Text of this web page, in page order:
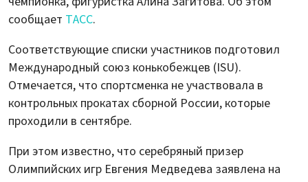
сообщает ТАСС.
Соответствующие списки участников подготовил
Международный союз конькобежцев (ISU).
Отмечается, что спортсменка не участвовала в
контрольных прокатах сборной России, которые
проходили в сентябре.
При этом известно, что серебряный призер
Олимпийских игр Евгения Медведева заявлена на